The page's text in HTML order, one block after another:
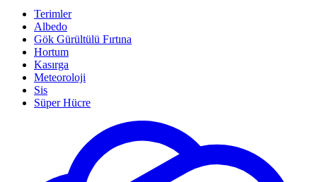
Terimler
Albedo
Gök Gürültülü Fırtına
Hortum
Kasırga
Meteoroloji
Sis
Süper Hücre